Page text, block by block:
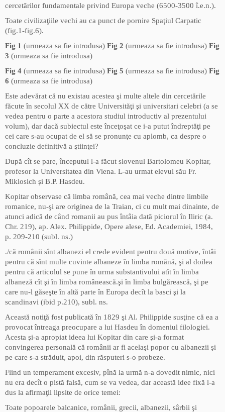
cercetărilor fundamentale privind Europa veche (6500-3500 î.e.n.).
Toate civilizaţiile vechi au ca punct de pornire Spaţiul Carpatic
(fig.1-fig.6).
Fig 1 (urmeaza sa fie introdusa) Fig 2 (urmeaza sa fie introdusa) Fig
3 (urmeaza sa fie introdusa)
Fig 4 (urmeaza sa fie introdusa) Fig 5 (urmeaza sa fie introdusa) Fig
6 (urmeaza sa fie introdusa)
Este adevărat că nu existau acestea şi multe altele din cercetările
făcute în secolul XX de către Universităţi şi universitari celebri (a se
vedea pentru o parte a acestora studiul introductiv al prezentului
volum), dar dacă subiectul este înceţoşat ce i-a putut îndreptăţi pe
cei care s-au ocupat de el să se pronunţe cu aplomb, ca despre o
concluzie definitivă a ştiinţei?
După cît se pare, începutul l-a făcut slovenul Bartolomeu Kopitar,
profesor la Universitatea din Viena. L-au urmat elevul său Fr.
Miklosich şi B.P. Hasdeu.
Kopitar observase că limba română, cea mai veche dintre limbile
romanice, nu-şi are originea de la Traian, ci cu mult mai dinainte, de
atunci adică de când romanii au pus întâia dată piciorul în Iliric (a.
Chr. 219), ap. Alex. Philippide, Opere alese, Ed. Academiei, 1984,
p. 209-210 (subl. ns.)
./că românii sînt albanezi el crede evident pentru două motive, întâi
pentru că sînt multe cuvinte albaneze în limba română, şi al doilea
pentru că articolul se pune în urma substantivului atît în limba
albaneză cît şi în limba românească.şi în limba bulgărească, şi pe
care nu-l găseşte în altă parte în Europa decît la basci şi la
scandinavi (ibid p.210), subl. ns.
Această notiţă fost publicată în 1829 şi Al. Philippide susţine că ea a
provocat întreaga preocupare a lui Hasdeu în domeniul filologiei.
Acesta şi-a apropiat ideea lui Kopitar din care şi-a format
convingerea personală că românii ar fi acelaşi popor cu albanezii şi
pe care s-a străduit, apoi, din răsputeri s-o probeze.
Fiind un temperament excesiv, pînă la urmă n-a dovedit nimic, nici
nu era decît o pistă falsă, cum se va vedea, dar această idee fixă l-a
dus la afirmaţii lipsite de orice temei:
Toate popoarele balcanice, românii, grecii, albanezii, sârbii şi